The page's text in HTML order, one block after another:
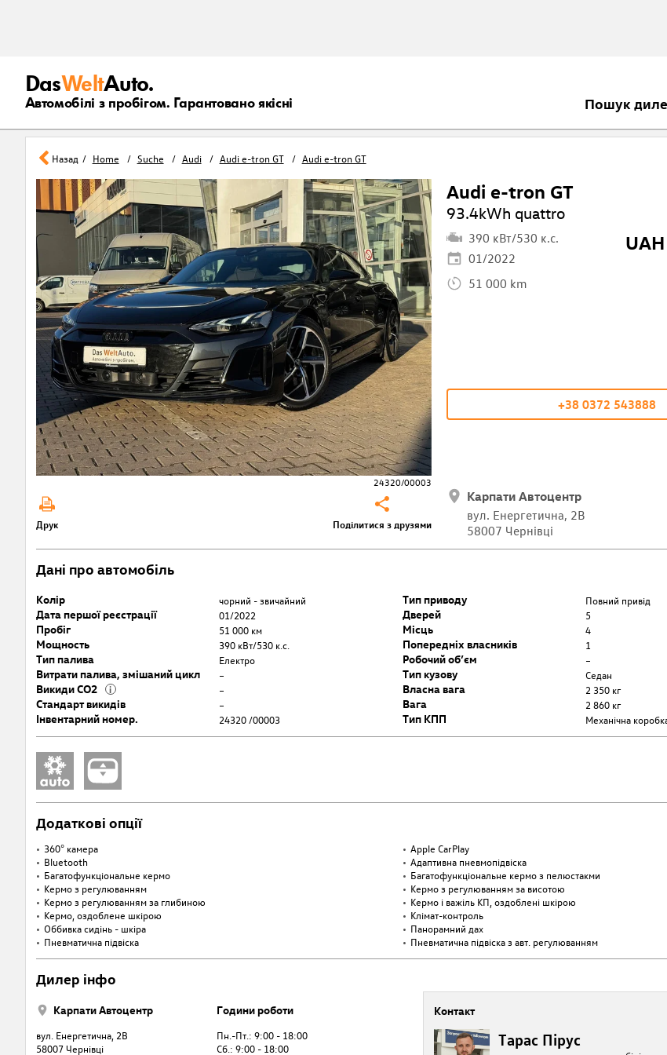
DasWeltAuto.
Автомобілі з пробігом. Гарантовано якісні Пошук
Назад Home Suche Audi Audi e-tron GT Audi e-tron GT
24320/00003
Audi e-tron GT
93.4kWh quattro
390 кВт/530 к.с.
01/2022
51 000 km
+38 0372 543888
Карпати Автоцентр
вул. Енергетична, 2В
58007 Чернівці
Друк Поділитися з друзями
Дані про автомобіль
Колір чорний - звичайний
Дата першої реєстрації 01/2022
Пробіг 51 000 км
Мощность 390 кВт/530 к.с.
Тип палива Електро
Витрати палива, змішаний цикл –
Викиди CO2 i –
Стандарт викидів –
Інвентарний номер. 24320 /00003
Тип приводу Повний привід
Дверей 5
Місць 4
Попередніх власників 1
Робочий об’єм –
Тип кузову Седан
Власна вага 2 350 кг
Вага 2 860 кг
Тип КПП Механічна
Додаткові опції
360° камера
Apple CarPlay
Bluetooth
Адаптивна пневмопідвіска
Багатофункціональне кермо
Багатофункціональне кермо з пелюстакми
Кермо з регулюванням
Кермо з регулюванням за висотою
Кермо з регулюванням за глибиною
Кермо і важіль КП, оздоблені шкірою
Кермо, оздоблене шкірою
Клімат-контроль
Оббивка сидінь - шкіра
Панорамний дах
Пневматична підвіска
Пневматична підвіска з авт. регулюванням
Дилер інфо
Карпати Автоцентр
вул. Енергетична, 2В
58007 Чернівці
Години роботи
Пн.-Пт.: 9:00 - 18:00
Cб.: 9:00 - 18:00
Контакт
Тарас Пірус